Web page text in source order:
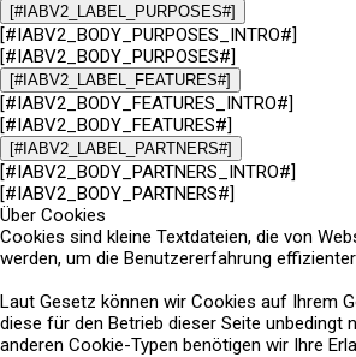
[#IABV2_LABEL_PURPOSES#]
[#IABV2_BODY_PURPOSES_INTRO#]
[#IABV2_BODY_PURPOSES#]
[#IABV2_LABEL_FEATURES#]
[#IABV2_BODY_FEATURES_INTRO#]
[#IABV2_BODY_FEATURES#]
[#IABV2_LABEL_PARTNERS#]
[#IABV2_BODY_PARTNERS_INTRO#]
[#IABV2_BODY_PARTNERS#]
Über Cookies
Cookies sind kleine Textdateien, die von
werden, um die Benutzererfahrung
Laut Gesetz können wir Cookies auf Ihrem
diese für den Betrieb dieser Seite unbedingt
anderen Cookie-Typen benötigen wir Ihre